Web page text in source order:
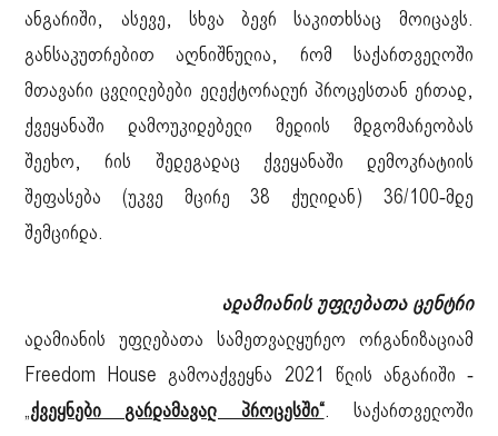
ანგარიში, ასევე, სხვა ბევრ საკითხსაც მოიცავს.
განსაკუთრებით აღნიშნულია, რომ საქართველოში
მთავარი ცვლილებები ელექტორალურ პროცესთან ერთად,
ქვეყანაში დამოუკიდებელი მედიის მდგომარეობას
შეეხო, რის შედეგადაც ქვეყანაში დემოკრატიის
შეფასება (უკვე მცირე 38 ქულიდან) 36/100-მდე
შემცირდა.
ადამიანის უფლებათა ცენტრი
ადამიანის უფლებათა სამეთვალყურეო ორგანიზაციამ
Freedom House გამოაქვეყნა 2021 წლის ანგარიში -
„ქვეყნები გარდამავალ პროცესში“. საქართველოში